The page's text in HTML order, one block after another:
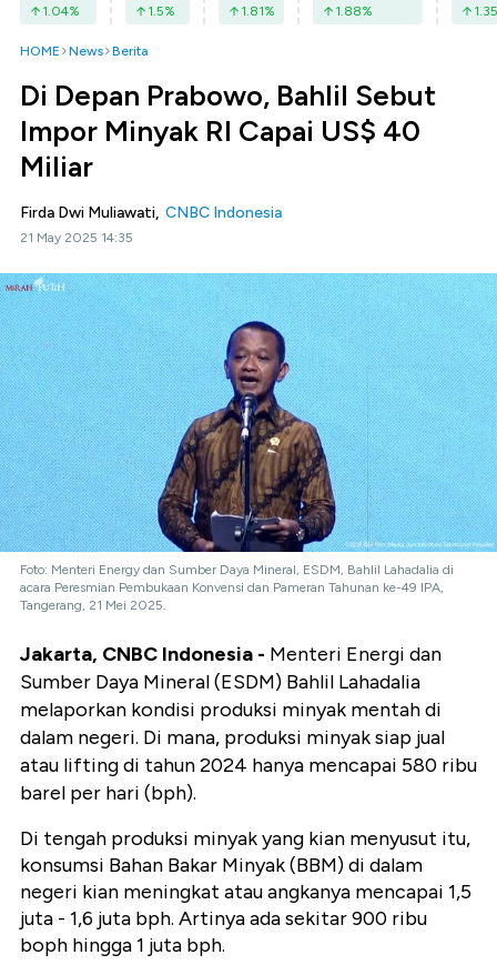
1.04% 1.5% 1.81% 1.88% 1.35
HOME News Berita
Di Depan Prabowo, Bahlil Sebut
Impor Minyak RI Capai US$ 40
Miliar
Firda Dwi Muliawati, CNBC Indonesia
21 May 2025 14:35
Foto: Menteri Energy dan Sumber Daya Mineral, ESDM, Bahlil Lahadalia di
acara Peresmian Pembukaan Konvensi dan Pameran Tahunan ke-49 IPA,
Tangerang, 21 Mei 2025.
Jakarta, CNBC Indonesia - Menteri Energi dan
Sumber Daya Mineral (ESDM) Bahlil Lahadalia
melaporkan kondisi produksi minyak mentah di
dalam negeri. Di mana, produksi minyak siap jual
atau lifting di tahun 2024 hanya mencapai 580 ribu
barel per hari (bph).
Di tengah produksi minyak yang kian menyusut itu,
konsumsi Bahan Bakar Minyak (BBM) di dalam
negeri kian meningkat atau angkanya mencapai 1,5
juta - 1,6 juta bph. Artinya ada sekitar 900 ribu
boph hingga 1 juta bph.